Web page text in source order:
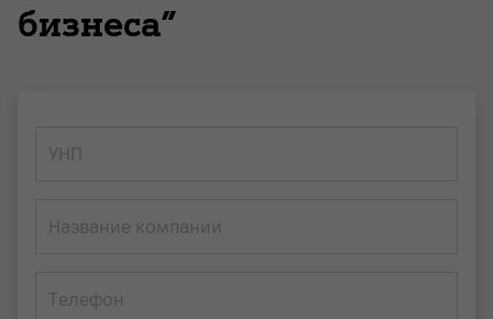
бизнеса”
УНП
Название компании
Телефон